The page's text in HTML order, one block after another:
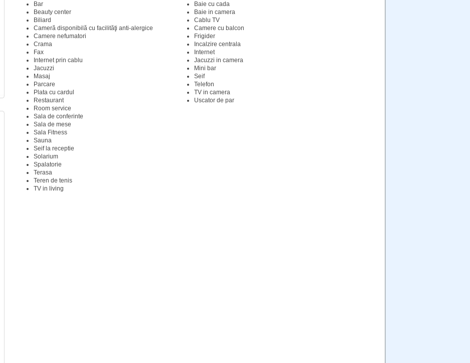
Bar
Beauty center
Biliard
Cameră disponibilă cu facilităţi anti-alergice
Camere nefumatori
Crama
Fax
Internet prin cablu
Jacuzzi
Masaj
Parcare
Plata cu cardul
Restaurant
Room service
Sala de conferinte
Sala de mese
Sala Fitness
Sauna
Seif la receptie
Solarium
Spalatorie
Terasa
Teren de tenis
TV in living
Baie cu cada
Baie in camera
Cablu TV
Camere cu balcon
Frigider
Incalzire centrala
Internet
Jacuzzi in camera
Mini bar
Seif
Telefon
TV in camera
Uscator de par